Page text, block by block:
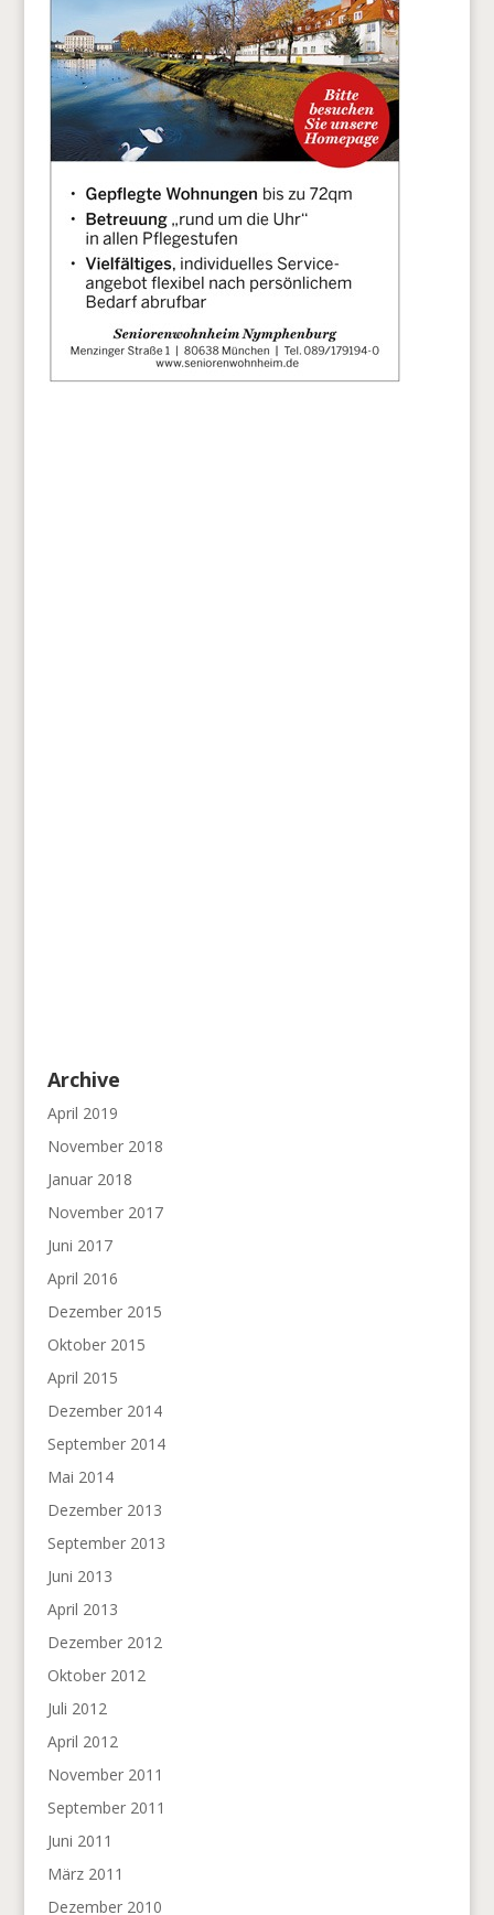
Archive
April 2019
November 2018
Januar 2018
November 2017
Juni 2017
April 2016
Dezember 2015
Oktober 2015
April 2015
Dezember 2014
September 2014
Mai 2014
Dezember 2013
September 2013
Juni 2013
April 2013
Dezember 2012
Oktober 2012
Juli 2012
April 2012
November 2011
September 2011
Juni 2011
März 2011
Dezember 2010